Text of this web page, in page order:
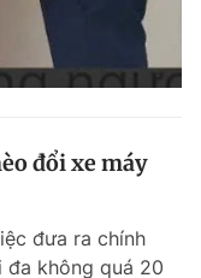
cáo
đổi xe máy
đưa ra chính
không quá 20